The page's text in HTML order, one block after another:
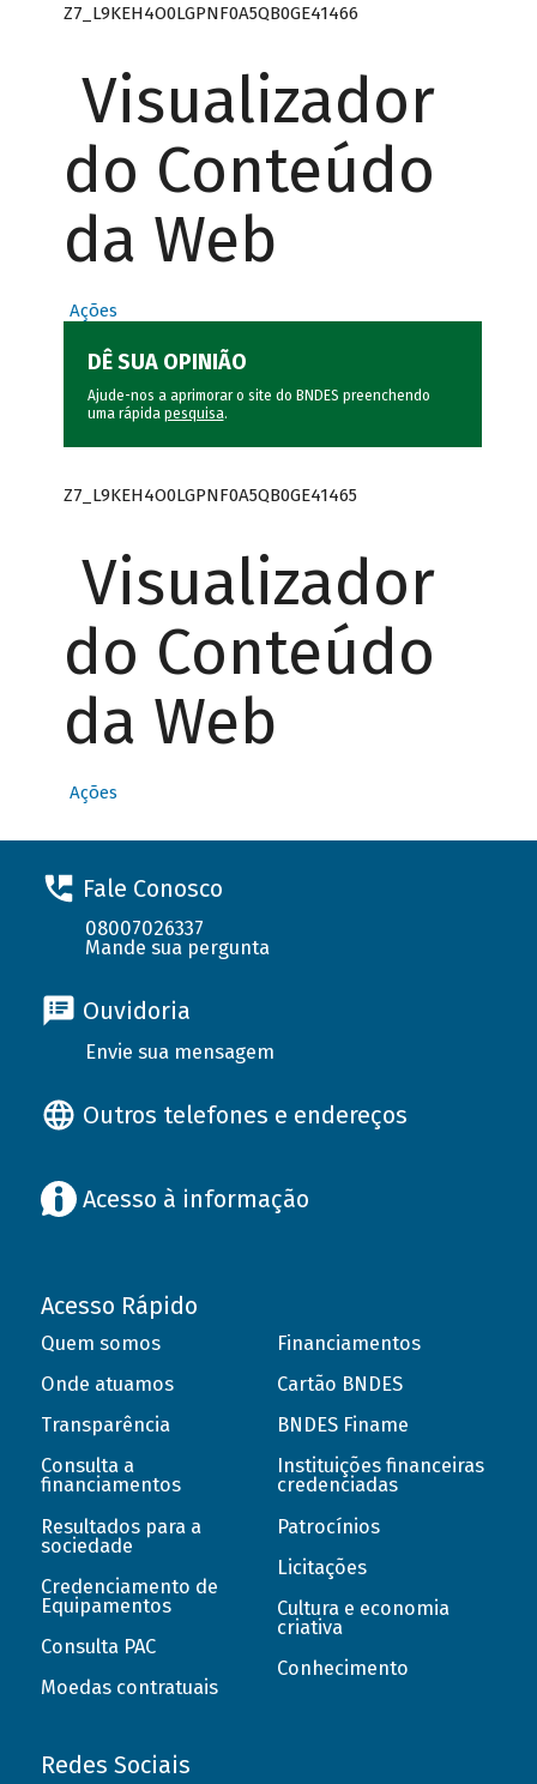
Z7_L9KEH4O0LGPNF0A5QB0GE41466
Visualizador
do Conteúdo
da Web
Ações
DÊ SUA OPINIÃO
Ajude-nos a aprimorar o site do BNDES preenchendo
uma rápida pesquisa.
Z7_L9KEH4O0LGPNF0A5QB0GE41465
Visualizador
do Conteúdo
da Web
Ações
Fale Conosco
08007026337
Mande sua pergunta
Ouvidoria
Envie sua mensagem
Outros telefones e endereços
Acesso à informação
Acesso Rápido
Quem somos
Onde atuamos
Transparência
Consulta a
financiamentos
Resultados para a
sociedade
Credenciamento de
Equipamentos
Consulta PAC
Moedas contratuais
Financiamentos
Cartão BNDES
BNDES Finame
Instituições financeiras
credenciadas
Patrocínios
Licitações
Cultura e economia
criativa
Conhecimento
Redes Sociais